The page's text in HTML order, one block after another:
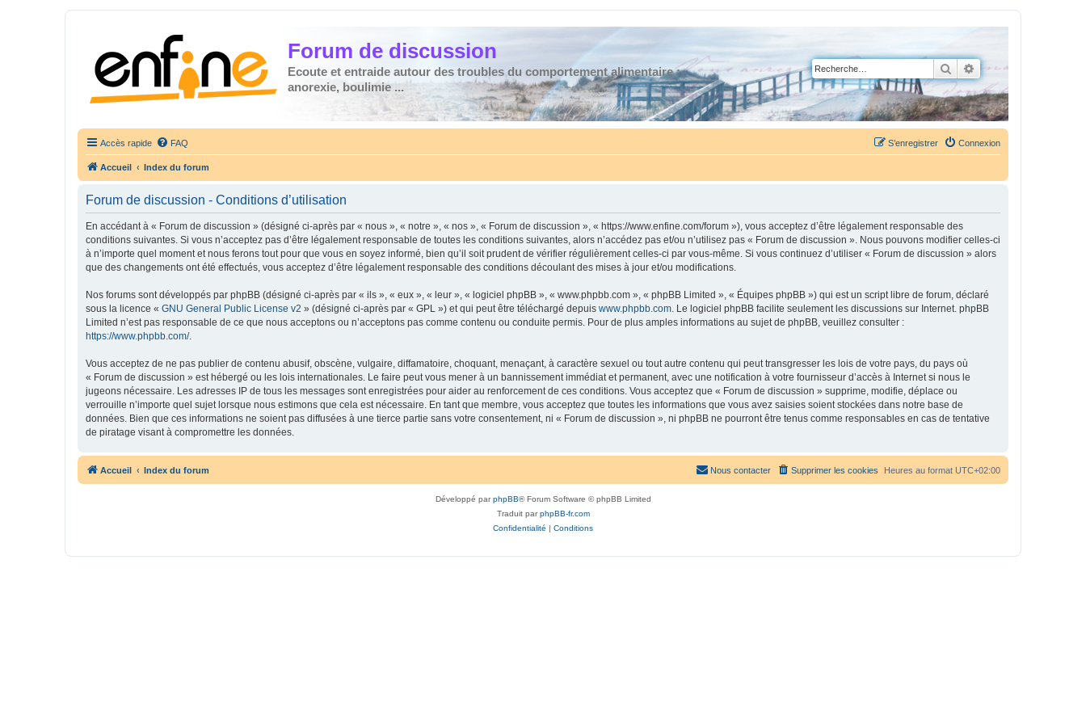
Forum de discussion
Ecoute et entraide autour des troubles du comportement alimentaire :
anorexie, boulimie ...
Rechercher
Recherche avancée
Accès rapide FAQ Connexion
S’enregistrer
Accueil Index du forum
Forum de discussion - Conditions d’utilisation
En accédant à « Forum de discussion » (désigné ci-après par « nous », « notre », « nos », « Forum de discussion », « https://www.enfine.com/forum »), vous acceptez d’être légalement responsable des
conditions suivantes. Si vous n’acceptez pas d’être légalement responsable de toutes les conditions suivantes, alors n’accédez pas et/ou n’utilisez pas « Forum de discussion ». Nous pouvons modifier celles-ci
à n’importe quel moment et nous ferons tout pour que vous en soyez informé, bien qu’il soit prudent de vérifier régulièrement celles-ci par vous-même. Si vous continuez d’utiliser « Forum de discussion » alors
que des changements ont été effectués, vous acceptez d’être légalement responsable des conditions découlant des mises à jour et/ou modifications.
Nos forums sont développés par phpBB (désigné ci-après par « ils », « eux », « leur », « logiciel phpBB », « www.phpbb.com », « phpBB Limited », « Équipes phpBB ») qui est un script libre de forum, déclaré
sous la licence « GNU General Public License v2 » (désigné ci-après par « GPL ») et qui peut être téléchargé depuis www.phpbb.com. Le logiciel phpBB facilite seulement les discussions sur Internet. phpBB
Limited n’est pas responsable de ce que nous acceptons ou n’acceptons pas comme contenu ou conduite permis. Pour de plus amples informations au sujet de phpBB, veuillez consulter :
https://www.phpbb.com/.
Vous acceptez de ne pas publier de contenu abusif, obscène, vulgaire, diffamatoire, choquant, menaçant, à caractère sexuel ou tout autre contenu qui peut transgresser les lois de votre pays, du pays où
« Forum de discussion » est hébergé ou les lois internationales. Le faire peut vous mener à un bannissement immédiat et permanent, avec une notification à votre fournisseur d’accès à Internet si nous le
jugeons nécessaire. Les adresses IP de tous les messages sont enregistrées pour aider au renforcement de ces conditions. Vous acceptez que « Forum de discussion » supprime, modifie, déplace ou
verrouille n’importe quel sujet lorsque nous estimons que cela est nécessaire. En tant que membre, vous acceptez que toutes les informations que vous avez saisies soient stockées dans notre base de
données. Bien que ces informations ne soient pas diffusées à une tierce partie sans votre consentement, ni « Forum de discussion », ni phpBB ne pourront être tenus comme responsables en cas de tentative
de piratage visant à compromettre les données.
Accueil Index du forum Heures au format UTC+02:00
Supprimer les cookies
Nous contacter
Développé parphpBB® Forum Software © phpBB Limited
Traduit parphpBB-fr.com
Confidentialité | Conditions